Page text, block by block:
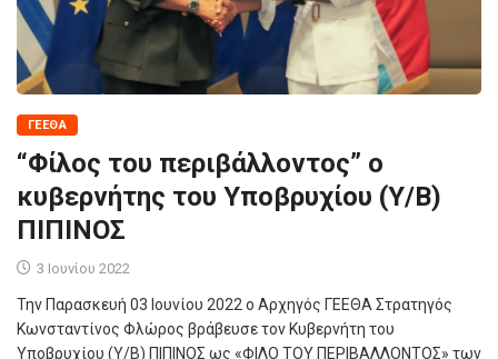
ΓΕΕΘΑ
“Φίλος του περιβάλλοντος” ο
κυβερνήτης του Υποβρυχίου (Υ/Β)
ΠΙΠΙΝΟΣ
3 Ιουνίου 2022
Την Παρασκευή 03 Ιουνίου 2022 ο Αρχηγός ΓΕΕΘΑ Στρατηγός
Κωνσταντίνος Φλώρος βράβευσε τον Κυβερνήτη του
Υποβρυχίου (Υ/Β) ΠΙΠΙΝΟΣ ως «ΦΙΛΟ ΤΟΥ ΠΕΡΙΒΑΛΛΟΝΤΟΣ» των